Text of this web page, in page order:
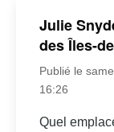
Julie
des Îles-
Publié le
16:26
Quel